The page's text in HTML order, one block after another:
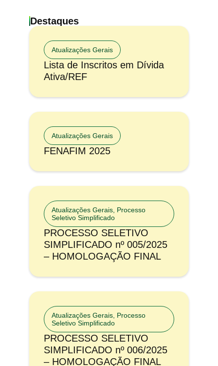
Destaques
Atualizações Gerais
Lista de Inscritos em Dívida
Ativa/REF
Atualizações Gerais
FENAFIM 2025
Atualizações Gerais Processo
Seletivo Simplificado
PROCESSO SELETIVO
SIMPLIFICADO nº 005/2025
– HOMOLOGAÇÃO FINAL
Atualizações Gerais Processo
Seletivo Simplificado
PROCESSO SELETIVO
SIMPLIFICADO nº 006/2025
– HOMOLOGAÇÃO FINAL